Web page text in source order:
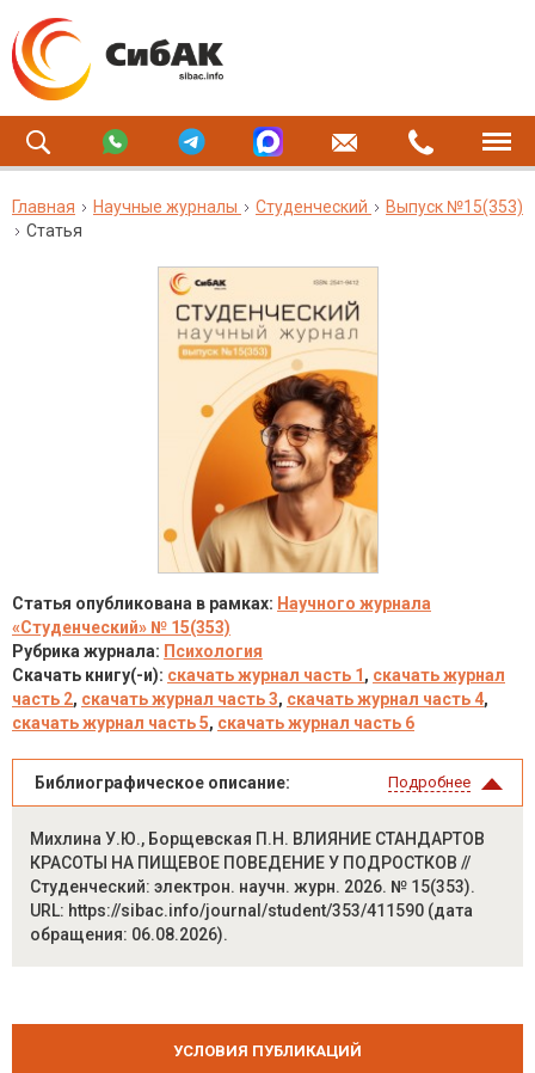
Главная Научные журналы Студенческий
Выпуск №15(353)
Статья
Статья опубликована в рамках: Научного журнала
«Студенческий» № 15(353)
Рубрика журнала: Психология
Скачать книгу(-и): скачать журнал часть 1 , скачать журнал
часть 2, скачать журнал часть 3, скачать журнал часть 4,
скачать журнал часть 5, скачать журнал часть 6
Библиографическое описание: Подробнее
Михлина У.Ю., Борщевская П.Н. ВЛИЯНИЕ СТАНДАРТОВ
КРАСОТЫ НА ПИЩЕВОЕ ПОВЕДЕНИЕ У ПОДРОСТКОВ //
Студенческий: электрон. научн. журн. 2026. № 15(353).
URL: https://sibac.info/journal/student/353/411590 (дата
обращения: 06.08.2026).
УСЛОВИЯ ПУБЛИКАЦИЙ